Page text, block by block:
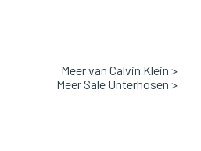
Meer van Calvin Klein >
Meer Sale Unterhosen >